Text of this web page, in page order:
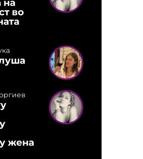
во
жена